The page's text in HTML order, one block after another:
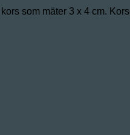
som mäter 3 x 4 cm.